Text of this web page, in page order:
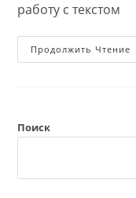
работу с текстом
Продолжить Чтение
Поиск